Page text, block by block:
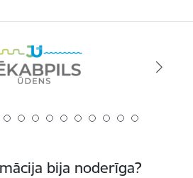
bija noderīga?